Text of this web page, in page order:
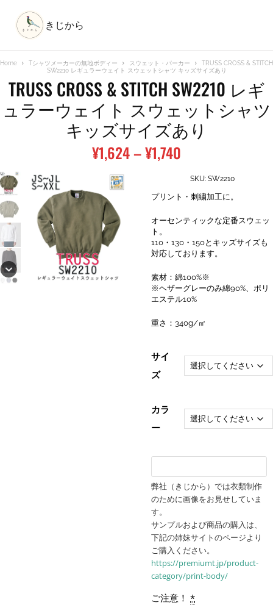
きじから
Home Tシャツメーカーの無地ボディー スウェット・パーカー
TRUSS CROSS & STITCH
SW2210 レギュラーウェイト スウェットシャツ キッズサイズあり
TRUSS CROSS & STITCH SW2210 レギ
ュラーウェイト スウェットシャツ
キッズサイズあり
¥1,624–¥1,740
帯:
¥1,624
¥1,740
SKU: SW2210
プリント・刺繍加工に。
オーセンティックな定番スウェッ
ト。
110・130・150とキッズサイズも
対応しております。
素材：綿100%※
※ヘザーグレーのみ綿90%、ポリ
エステル10%
重さ：340g/㎡
サイ
ズ
カラ
ー
弊社（きじから）では衣類制作
のために画像をお見せしていま
す。
サンプルおよび商品の購入は、
下記の姉妹サイトのページより
ご購入ください。
https://premiumt.jp/product-
category/print-body/
ご注意！ *